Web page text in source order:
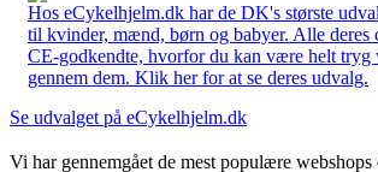
Hos eCykelhjelm.dk har de DK's største
til kvinder, mænd, børn og babyer. Alle deres
CE-godkendte, hvorfor du kan være helt tryg
gennem dem. Klik her for at se deres udvalg.
Se udvalget på eCykelhjelm.dk
Vi har gennemgået de mest populære webshops